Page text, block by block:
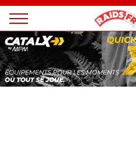
Magazine
Raids
Panneau de gestion des cookies